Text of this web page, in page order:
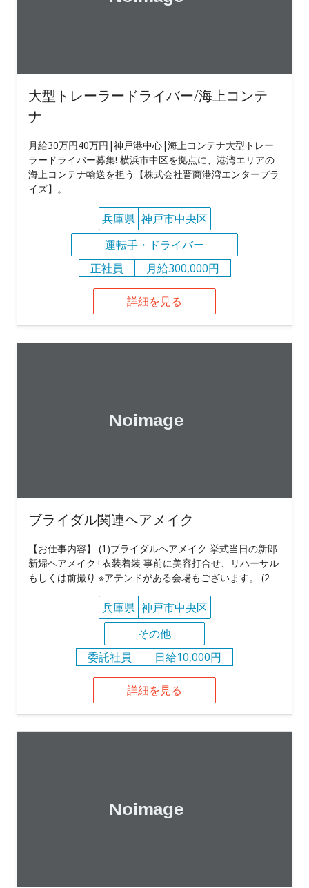
大型トレーラードライバー/海上コンテ
ナ
月給30万円40万円|神戸港中心|海上コンテナ大型トレー
ラードライバー募集! 横浜市中区を拠点に、港湾エリアの
海上コンテナ輸送を担う【株式会社晋商港湾エンタープラ
イズ】。
兵庫県 神戸市中央区
運転手・ドライバー
正社員
月給300,000円
詳細を見る
ブライダル関連ヘアメイク
【お仕事内容】 (1)ブライダルヘアメイク 挙式当日の新郎
新婦ヘアメイク+衣装着装 事前に美容打合せ、リハーサル
もしくは前撮り ※アテンドがある会場もございます。 (2
兵庫県 神戸市中央区
その他
委託社員
日給10,000円
詳細を見る